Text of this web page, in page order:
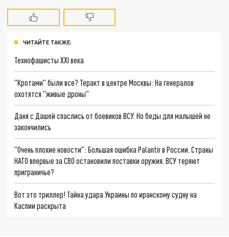
ЧИТАЙТЕ ТАКЖЕ:
Технофашисты XXI века
"Кротами" были все? Теракт в центре Москвы: На генералов
охотятся "живые дроны"
Даня с Дашей спаслись от боевиков ВСУ. Но беды для малышей не
закончились
"Очень плохие новости": Большая ошибка Palantir в России. Страны
НАТО впервые за СВО остановили поставки оружия. ВСУ теряют
приграничье?
Вот это триллер! Тайна удара Украины по иранскому судну на
Каспии раскрыта